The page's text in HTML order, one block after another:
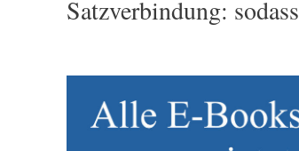
Satzverbindung: sodass